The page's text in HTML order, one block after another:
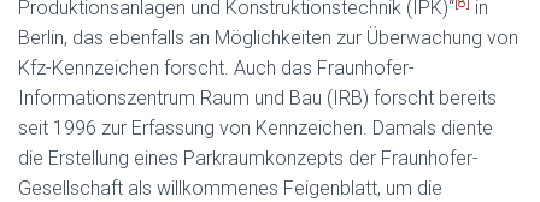
Produktionsanlagen und Konstruktionstechnik (IPK)“
in
Berlin, das ebenfalls an Möglichkeiten zur Überwachung von
Kfz-Kennzeichen forscht. Auch das Fraunhofer-
Informationszentrum Raum und Bau (IRB) forscht bereits
seit 1996 zur Erfassung von Kennzeichen. Damals diente
die Erstellung eines Parkraumkonzepts der Fraunhofer-
Gesellschaft als willkommenes Feigenblatt, um die